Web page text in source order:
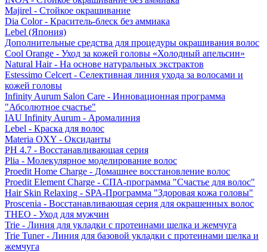
Majirel - Стойкое окрашивание
Dia Color - Краситель-блеск без аммиака
Lebel (Япония)
Дополнительные средства для процедуры окрашивания волос
Cool Orange - Уход за кожей головы «Холодный апельсин»
Natural Hair - На основе натуральных экстрактов
Estessimo Celcert - Селективная линия ухода за волосами и
кожей головы
Infinity Aurum Salon Care - Инновационная программа
"Абсолютное счастье"
IAU Infinity Aurum - Аромалиния
Lebel - Краска для волос
Materia OXY - Оксиданты
PH 4.7 - Восстанавливающая серия
Plia - Молекулярное моделирование волос
Proedit Home Charge - Домашнее восстановление волос
Proedit Element Charge - СПА-программа "Счастье для волос"
Hair Skin Relaxing - SPA-Программа "Здоровая кожа головы"
Proscenia - Восстанавливающая серия для окрашенных волос
THEO - Уход для мужчин
Trie - Линия для укладки с протеинами шелка и жемчуга
Trie Tuner - Линия для базовой укладки с протеинами шелка и
жемчуга